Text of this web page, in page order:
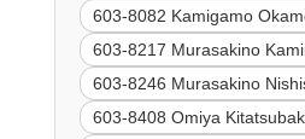
603-8082 Kamigamo
603-8217 Murasakino
603-8246 Murasakino
603-8408 Omiya